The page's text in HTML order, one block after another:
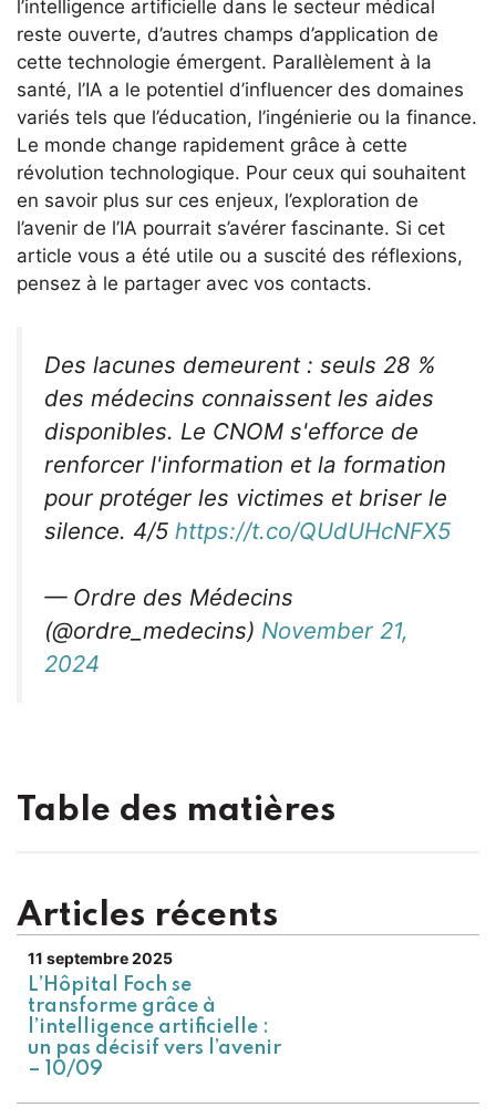
l’intelligence artificielle dans le secteur médical
reste ouverte, d’autres champs d’application de
cette technologie émergent. Parallèlement à la
santé, l’IA a le potentiel d’influencer des domaines
variés tels que l’éducation, l’ingénierie ou la finance.
Le monde change rapidement grâce à cette
révolution technologique. Pour ceux qui souhaitent
en savoir plus sur ces enjeux, l’exploration de
l’avenir de l’IA pourrait s’avérer fascinante. Si cet
article vous a été utile ou a suscité des réflexions,
pensez à le partager avec vos contacts.
Des lacunes demeurent : seuls 28 %
des médecins connaissent les aides
disponibles. Le CNOM s'efforce de
renforcer l'information et la formation
pour protéger les victimes et briser le
silence. 4/5 https://t.co/QUdUHcNFX5
— Ordre des Médecins
(@ordre_medecins) November 21,
2024
Table des matières
Articles récents
11 septembre 2025
L’Hôpital Foch se
transforme grâce à
l’intelligence artificielle :
un pas décisif vers l’avenir
– 10/09